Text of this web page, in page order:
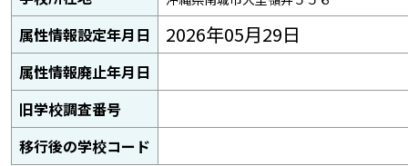
属性情報設定年月日 2026年05月29日
属性情報廃止年月日
旧学校調査番号
移行後の学校コード